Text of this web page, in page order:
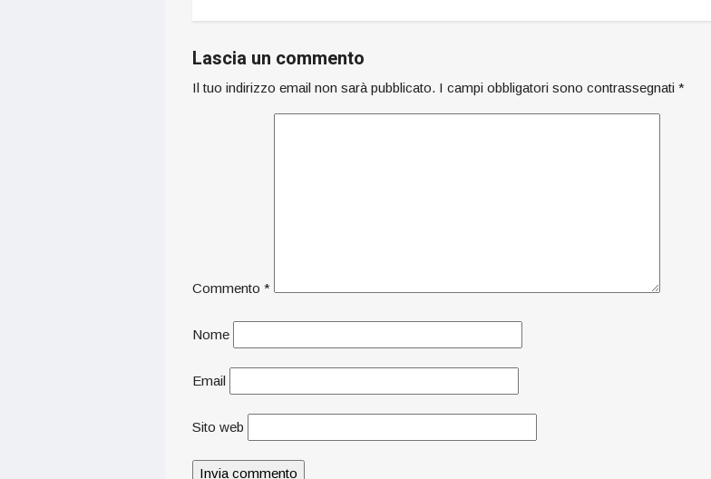
Lascia un commento
Il tuo indirizzo email non sarà pubblicato. I campi obbligatori sono contrassegnati *
Commento *
Nome
Email
Sito web